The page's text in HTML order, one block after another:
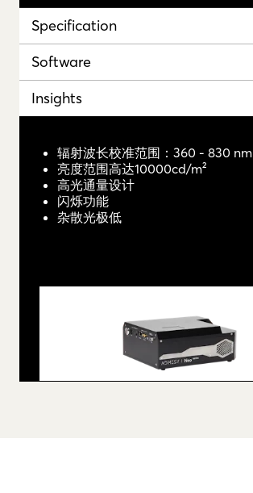
Specification
Software
Insights
辐射波长校准范围：360 - 830 nm
亮度范围高达10000cd/m²
高光通量设计
闪烁功能
杂散光极低